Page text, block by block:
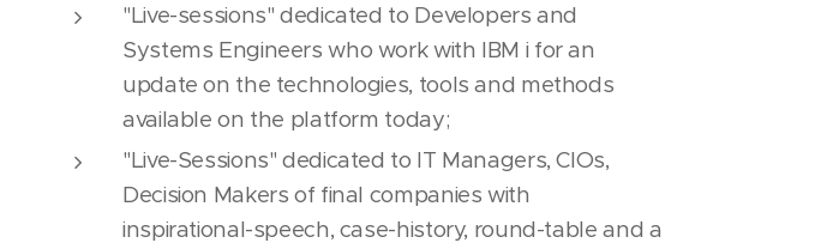
"Live-sessions" dedicated to Developers and
Systems Engineers who work with IBM i for an
update on the technologies, tools and methods
available on the platform today;
"Live-Sessions" dedicated to IT Managers, CIOs,
Decision Makers of final companies with
inspirational-speech, case-history, round-table and a